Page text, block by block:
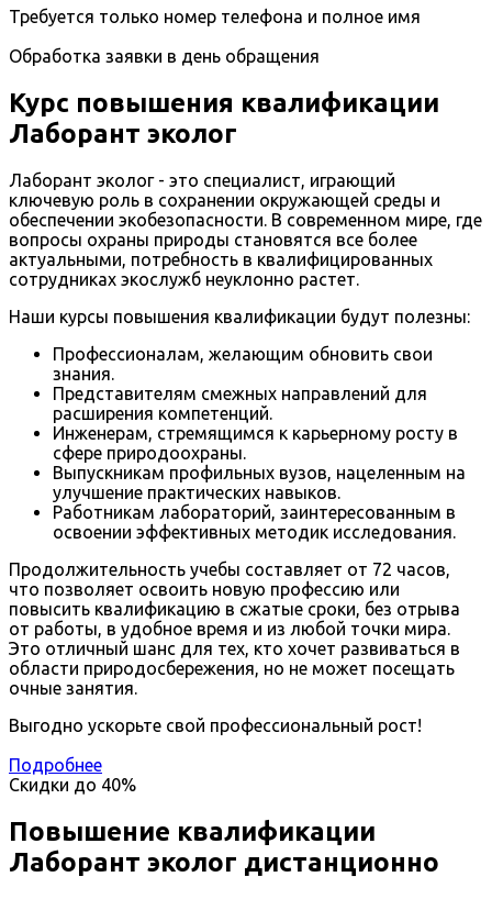
Требуется только номер телефона и полное имя
Обработка заявки в день обращения
Курс повышения квалификации
Лаборант эколог
Лаборант эколог - это специалист, играющий
ключевую роль в сохранении окружающей среды и
обеспечении экобезопасности. В современном мире, где
вопросы охраны природы становятся все более
актуальными, потребность в квалифицированных
сотрудниках экослужб неуклонно растет.
Наши курсы повышения квалификации будут полезны:
Профессионалам, желающим обновить свои
знания.
Представителям смежных направлений для
расширения компетенций.
Инженерам, стремящимся к карьерному росту в
сфере природоохраны.
Выпускникам профильных вузов, нацеленным на
улучшение практических навыков.
Работникам лабораторий, заинтересованным в
освоении эффективных методик исследования.
Продолжительность учебы составляет от 72 часов,
что позволяет освоить новую профессию или
повысить квалификацию в сжатые сроки, без отрыва
от работы, в удобное время и из любой точки мира.
Это отличный шанс для тех, кто хочет развиваться в
области природосбережения, но не может посещать
очные занятия.
Выгодно ускорьте свой профессиональный рост!
Подробнее
Скидки до 40%
Повышение квалификации
Лаборант эколог дистанционно